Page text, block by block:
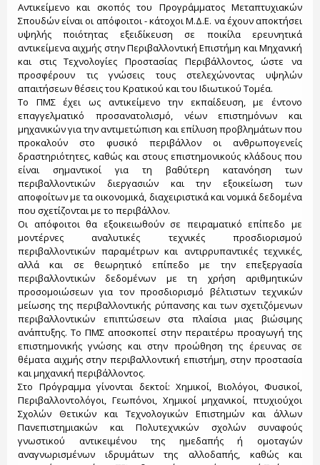
Αντικείμενο και σκοπός του Προγράμματος Μεταπτυχιακών
Σπουδών είναι οι απόφοιτοι - κάτοχοι Μ.Δ.Ε. να έχουν αποκτήσει
υψηλής ποιότητας εξειδίκευση σε ποικίλα ερευνητικά
αντικείμενα αιχμής στην Περιβαλλοντική Επιστήμη και Μηχανική
και στις Τεχνολογίες Προστασίας Περιβάλλοντος, ώστε να
προσφέρουν τις γνώσεις τους στελεχώνοντας υψηλών
απαιτήσεων θέσεις του Κρατικού και του Ιδιωτικού Τομέα.
Το ΠΜΣ έχει ως αντικείμενο την εκπαίδευση, με έντονο
επαγγελματικό προσανατολισμό, νέων επιστημόνων και
μηχανικών για την αντιμετώπιση και επίλυση προβλημάτων που
προκαλούν στο φυσικό περιβάλλον οι ανθρωπογενείς
δραστηριότητες, καθώς και στους επιστημονικούς κλάδους που
είναι σημαντικοί για τη βαθύτερη κατανόηση των
περιβαλλοντικών διεργασιών και την εξοικείωση των
αποφοίτων με τα οικονομικά, διαχειριστικά και νομικά δεδομένα
που σχετίζονται με το περιβάλλον.
Οι απόφοιτοι θα εξοικειωθούν σε πειραματικό επίπεδο με
μοντέρνες αναλυτικές τεχνικές προσδιορισμού
περιβαλλοντικών παραμέτρων και αντιρρυπαντικές τεχνικές,
αλλά και σε θεωρητικό επίπεδο με την επεξεργασία
περιβαλλοντικών δεδομένων με τη χρήση αριθμητικών
προσομοιώσεων για τον προσδιορισμό βέλτιστων τεχνικών
μείωσης της περιβαλλοντικής ρύπανσης και των σχετιζόμενων
περιβαλλοντικών επιπτώσεων στα πλαίσια μιας βιώσιμης
ανάπτυξης. Το ΠΜΣ αποσκοπεί στην περαιτέρω προαγωγή της
επιστημονικής γνώσης και στην προώθηση της έρευνας σε
θέματα αιχμής στην περιβαλλοντική επιστήμη, στην προστασία
και μηχανική περιβάλλοντος.
Στο Πρόγραμμα γίνονται δεκτοί: Χημικοί, Βιολόγοι, Φυσικοί,
Περιβαλλοντολόγοι, Γεωπόνοι, Χημικοί μηχανικοί, πτυχιούχοι
Σχολών Θετικών και Τεχνολογικών Επιστημών και άλλων
Πανεπιστημιακών και Πολυτεχνικών σχολών συναφούς
γνωστικού αντικειμένου της ημεδαπής ή ομοταγών
αναγνωρισμένων ιδρυμάτων της αλλοδαπής, καθώς και